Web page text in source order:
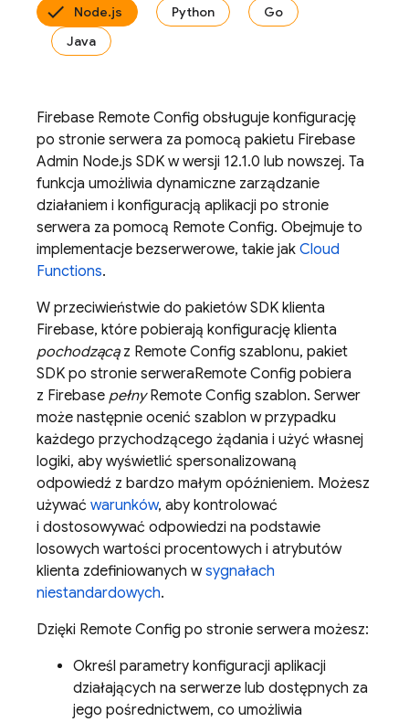
Node.js Python
Go
Java
Firebase Remote Config obsługuje konfigurację
po stronie serwera za pomocą pakietu Firebase
Admin Node.js SDK w wersji 12.1.0 lub nowszej. Ta
funkcja umożliwia dynamiczne zarządzanie
działaniem i konfiguracją aplikacji po stronie
serwera za pomocą Remote Config. Obejmuje to
implementacje bezserwerowe, takie jak Cloud
Functions.
W przeciwieństwie do pakietów SDK klienta
Firebase, które pobierają konfigurację klienta
pochodzącąz Remote Config szablonu, pakiet
SDK po stronie serweraRemote Config pobiera
z Firebase pełny Remote Config szablon. Serwer
może następnie ocenić szablon w przypadku
każdego przychodzącego żądania i użyć własnej
logiki, aby wyświetlić spersonalizowaną
odpowiedź z bardzo małym opóźnieniem. Możesz
używać warunków, aby kontrolować
i dostosowywać odpowiedzi na podstawie
losowych wartości procentowych i atrybutów
klienta zdefiniowanych wsygnałach
niestandardowych.
Dzięki Remote Config po stronie serwera możesz:
Określ parametry konfiguracji aplikacji
działających na serwerze lub dostępnych za
jego pośrednictwem, co umożliwia